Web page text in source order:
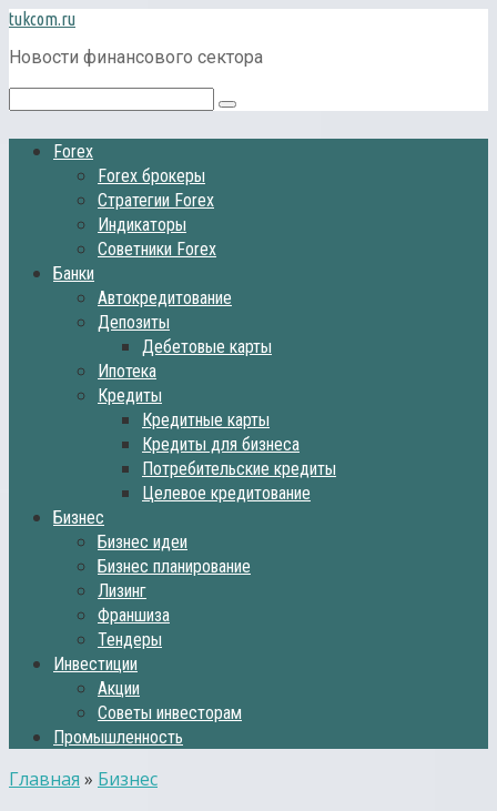
Перейти
к
контенту
tukcom.ru
Новости финансового сектора
Поиск:
Forex
Forex брокеры
Стратегии Forex
Индикаторы
Советники Forex
Банки
Автокредитование
Депозиты
Дебетовые карты
Ипотека
Кредиты
Кредитные карты
Кредиты для бизнеса
Потребительские кредиты
Целевое кредитование
Бизнес
Бизнес идеи
Бизнес планирование
Лизинг
Франшиза
Тендеры
Инвестиции
Акции
Советы инвесторам
Промышленность
Главная » Бизнес